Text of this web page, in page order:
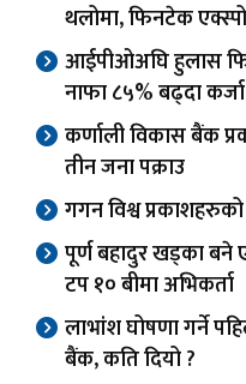
थलोमा, फिनटेक
आईपीओअघि हुलास
नाफा ८५% बढ्दा
कर्णाली विकास बैंक
तीन जना पक्राउ
गगन विश्व
पूर्ण बहादुर खड्का बने
टप १० बीमा अभिकर्ता
लाभांश घोषणा गर्ने
बैंक, कति दियो ?